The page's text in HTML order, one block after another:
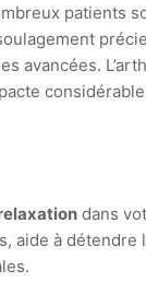
patients
avancées.
dans
aide à détendre